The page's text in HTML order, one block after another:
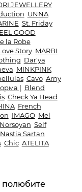
JEWELLERY
UNNA
St. Friday
GOOD
la Robe
MARBI
Dar'ya
MINKPINK
Cavo Arny
| Blend
Check Ya Head
French
IMAGO Mel
Norsoyan Self
Sartan
Chic ATELITA
полюбите